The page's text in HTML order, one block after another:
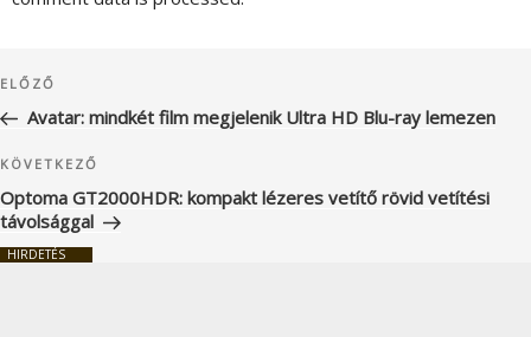
navigáció
Korábbi
bejegyzés
ELŐZŐ
Avatar: mindkét film megjelenik Ultra HD Blu-ray lemezen
Következő
bejegyzés
KÖVETKEZŐ
Optoma GT2000HDR: kompakt lézeres vetítő rövid vetítési
távolsággal
HIRDETÉS